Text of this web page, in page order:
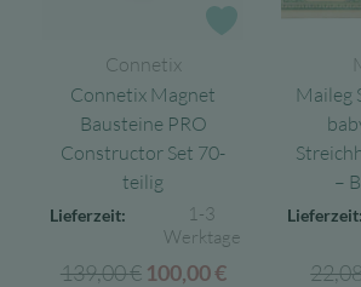
Connetix
Connetix Magnet
Bausteine PRO
Constructor Set 70-
teilig
Lieferzeit:
1-3
Werktage
139,00€ Ursprünglicher
100,00€Aktueller
Maileg
–
Lieferzeit: